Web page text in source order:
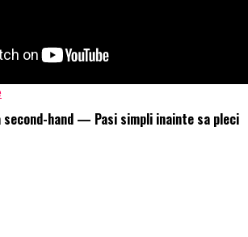
second-hand — Pasi simpli inainte sa pleci